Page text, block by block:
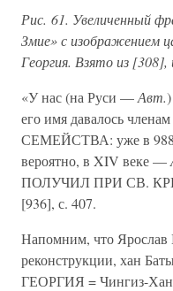
Рис. 61. Увеличенный
Змие» с изображением
Георгия. Взято из [308],
«У нас (на Руси —Авт.
его имя давалось
СЕМЕЙСТВА: уже в 988
вероятно, в XIV веке —
ПОЛУЧИЛ ПРИ СВ.
[936], с. 407.
Напомним, что
реконструкции, хан
ГЕОРГИЯ = Чингиз-